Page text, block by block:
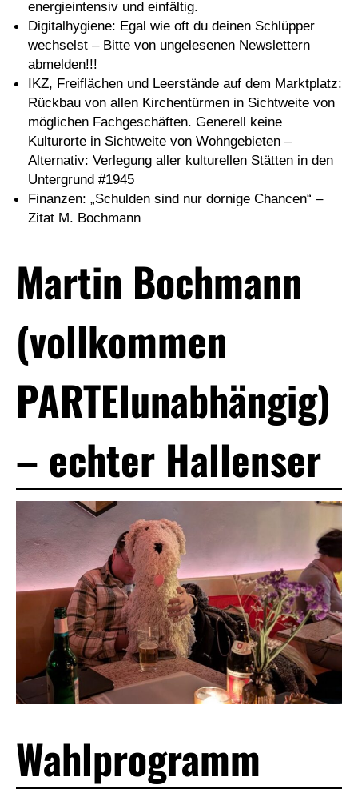
energieintensiv und einfältig.
Digitalhygiene: Egal wie oft du deinen Schlüpper
wechselst – Bitte von ungelesenen Newslettern
abmelden!!!
IKZ, Freiflächen und Leerstände auf dem Marktplatz:
Rückbau von allen Kirchentürmen in Sichtweite von
möglichen Fachgeschäften. Generell keine
Kulturorte in Sichtweite von Wohngebieten –
Alternativ: Verlegung aller kulturellen Stätten in den
Untergrund #1945
Finanzen: „Schulden sind nur dornige Chancen“ –
Zitat M. Bochmann
Martin Bochmann
(vollkommen
PARTEIunabhängig)
– echter Hallenser
Wahlprogramm